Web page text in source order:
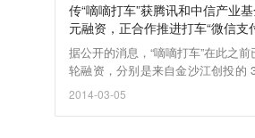
传“嘀嘀打车”获腾讯和中信产业
元融资，正合作推进打车“微信支
据公开的消息，“嘀嘀打车”在此之
轮融资，分别是来自金沙江创投的
A轮融资，以及来自腾讯的1500万
2014-03-05